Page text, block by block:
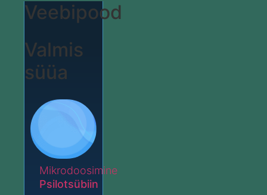
Veebipood
Valmis
süüa
Mikrodoosimine
Psilotsübiin